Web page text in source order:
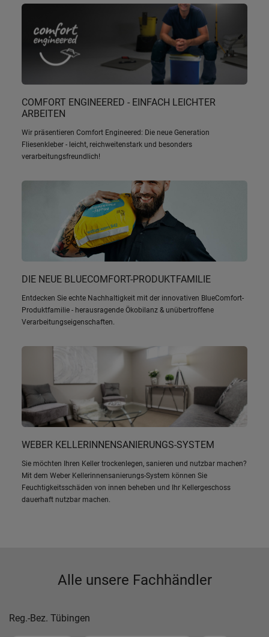
COMFORT ENGINEERED - EINFACH LEICHTER
ARBEITEN
Wir präsentieren Comfort Engineered: Die neue Generation
Fliesenkleber - leicht, reichweitenstark und besonders
verarbeitungsfreundlich!
DIE NEUE BLUECOMFORT-PRODUKTFAMILIE
Entdecken Sie echte Nachhaltigkeit mit der innovativen BlueComfort-
Produktfamilie - herausragende Ökobilanz & unübertroffene
Verarbeitungseigenschaften.
WEBER KELLERINNENSANIERUNGS-SYSTEM
Sie möchten Ihren Keller trockenlegen, sanieren und nutzbar machen?
Mit dem Weber Kellerinnensanierungs-System können Sie
Feuchtigkeitsschäden von innen beheben und Ihr Kellergeschoss
dauerhaft nutzbar machen.
Alle unsere Fachhändler
Reg.-Bez. Tübingen